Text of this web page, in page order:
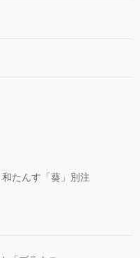
たんす「葵」別注